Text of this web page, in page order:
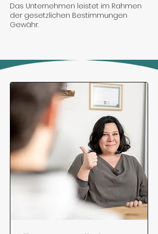
Das Unternehmen leistet im Rahmen
der gesetzlichen Bestimmungen
Gewähr.